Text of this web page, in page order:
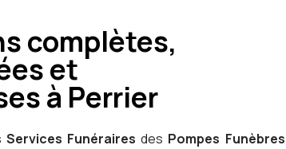
complètes,
et
à Perrier
Services Funéraires des Pompes Funèbres